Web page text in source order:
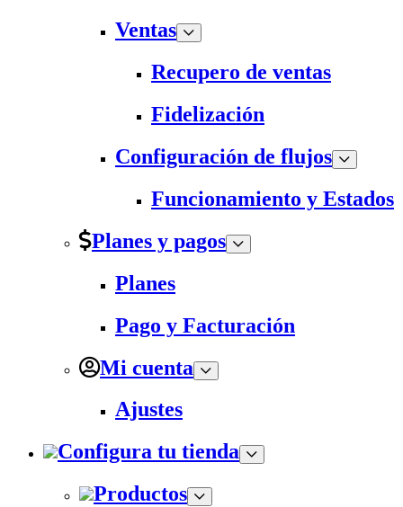
Ventas
Recupero de ventas
Fidelización
Configuración de flujos
Funcionamiento y Estados
Planes y pagos
Planes
Pago y Facturación
Mi cuenta
Ajustes
Configura tu tienda
Productos